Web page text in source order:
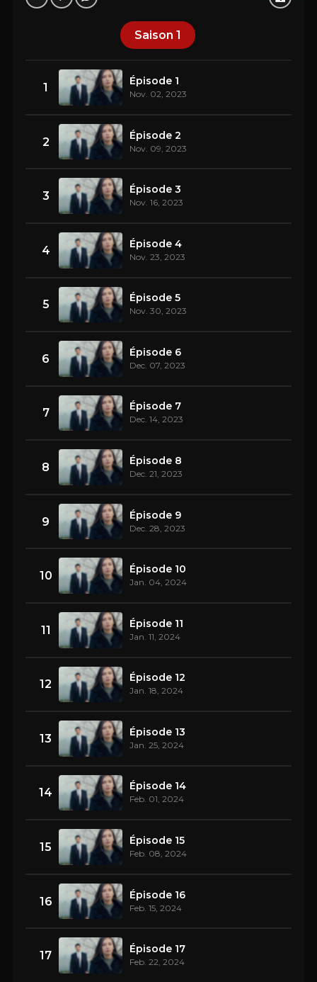
Saison 1
1 Épisode 1
Nov. 02, 2023
2 Épisode 2
Nov. 09, 2023
3 Épisode 3
Nov. 16, 2023
4 Épisode 4
Nov. 23, 2023
5 Épisode 5
Nov. 30, 2023
6 Épisode 6
Dec. 07, 2023
7 Épisode 7
Dec. 14, 2023
8 Épisode 8
Dec. 21, 2023
9 Épisode 9
Dec. 28, 2023
10 Épisode 10
Jan. 04, 2024
11 Épisode 11
Jan. 11, 2024
12 Épisode 12
Jan. 18, 2024
13 Épisode 13
Jan. 25, 2024
14 Épisode 14
Feb. 01, 2024
15 Épisode 15
Feb. 08, 2024
16 Épisode 16
Feb. 15, 2024
17 Épisode 17
Feb. 22, 2024